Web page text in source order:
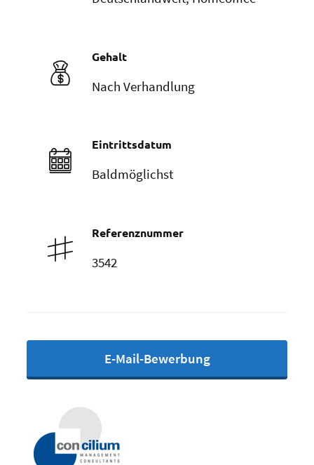
Gehalt
Nach Verhandlung
Eintrittsdatum
Baldmöglichst
Referenznummer
3542
E-Mail-Bewerbung